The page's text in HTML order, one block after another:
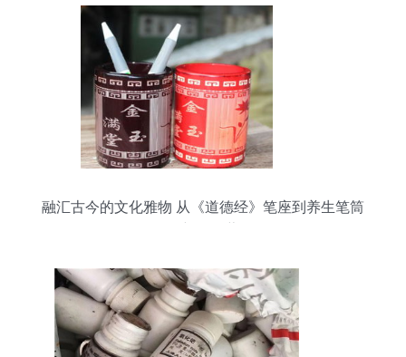
融汇古今的文化雅物 从《道德经》笔座到养生笔筒